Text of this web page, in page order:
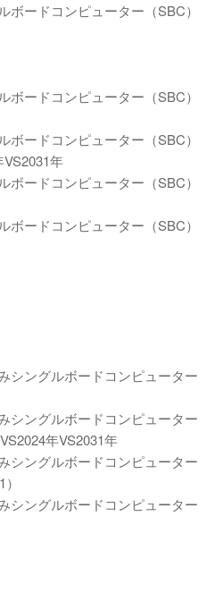
ードコンピューター（SBC）
ボードコンピューター（SBC）
ボードコンピューター（SBC）
年
ボードコンピューター（SBC）
ボードコンピューター（SBC）
シングルボードコンピューター
シングルボードコンピューター
年VS2031年
シングルボードコンピューター
シングルボードコンピューター